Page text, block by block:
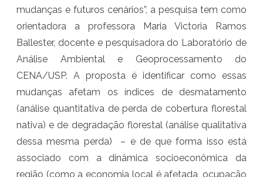
/
S
P
mudanças e futuros cenários”, a pesquisa tem como
orientadora a professora Maria Victoria Ramos
Ballester, docente e pesquisadora do Laboratório de
Análise Ambiental e Geoprocessamento do
CENA/USP. A proposta é identificar como essas
mudanças afetam os índices de desmatamento
(análise quantitativa de perda de cobertura florestal
nativa) e de degradação florestal (análise qualitativa
dessa mesma perda) – e de que forma isso está
associado com a dinâmica socioeconômica da
região (como a economia local é afetada, ocupação